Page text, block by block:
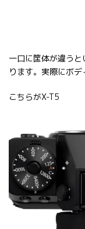
一口に筐体が違う
ります。実際にボ
こちらがX-T5